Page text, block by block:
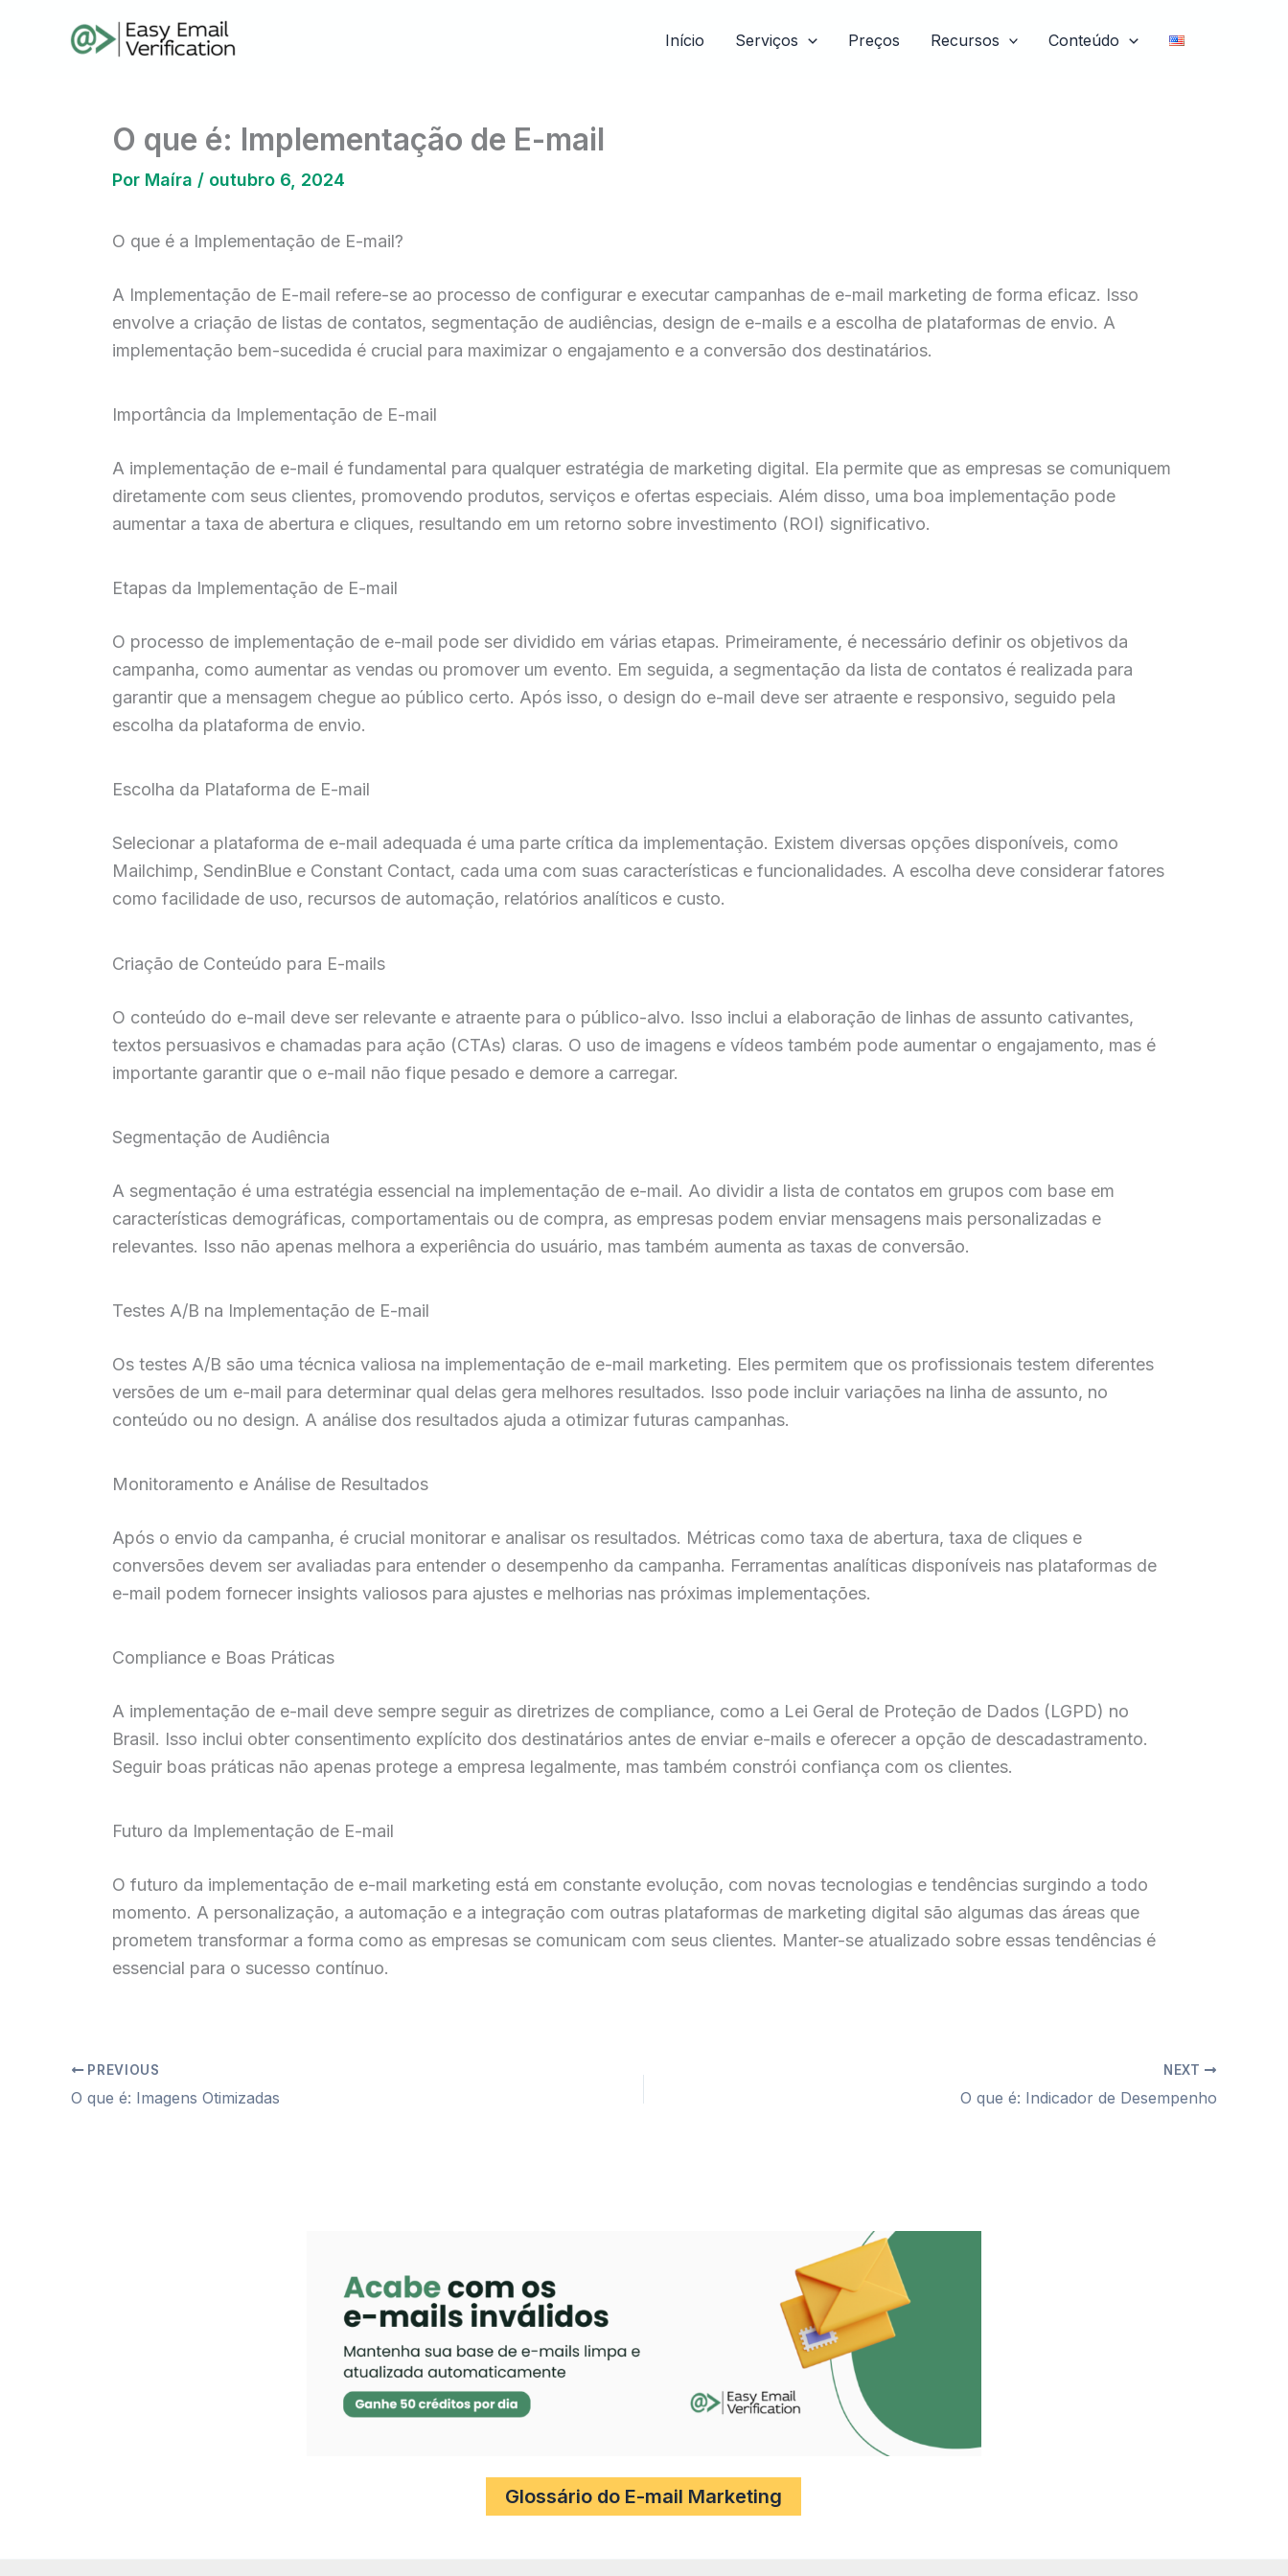
Início Serviços Preços Recursos Conteúdo
O que é: Implementação de E-mail
Por Maíra / outubro 6, 2024
O que é a Implementação de E-mail?
A Implementação de E-mail refere-se ao processo de configurar e executar campanhas de e-mail marketing de forma eficaz. Isso
envolve a criação de listas de contatos, segmentação de audiências, design de e-mails e a escolha de plataformas de envio. A
implementação bem-sucedida é crucial para maximizar o engajamento e a conversão dos destinatários.
Importância da Implementação de E-mail
A implementação de e-mail é fundamental para qualquer estratégia de marketing digital. Ela permite que as empresas se comuniquem
diretamente com seus clientes, promovendo produtos, serviços e ofertas especiais. Além disso, uma boa implementação pode
aumentar a taxa de abertura e cliques, resultando em um retorno sobre investimento (ROI) significativo.
Etapas da Implementação de E-mail
O processo de implementação de e-mail pode ser dividido em várias etapas. Primeiramente, é necessário definir os objetivos da
campanha, como aumentar as vendas ou promover um evento. Em seguida, a segmentação da lista de contatos é realizada para
garantir que a mensagem chegue ao público certo. Após isso, o design do e-mail deve ser atraente e responsivo, seguido pela
escolha da plataforma de envio.
Escolha da Plataforma de E-mail
Selecionar a plataforma de e-mail adequada é uma parte crítica da implementação. Existem diversas opções disponíveis, como
Mailchimp, SendinBlue e Constant Contact, cada uma com suas características e funcionalidades. A escolha deve considerar fatores
como facilidade de uso, recursos de automação, relatórios analíticos e custo.
Criação de Conteúdo para E-mails
O conteúdo do e-mail deve ser relevante e atraente para o público-alvo. Isso inclui a elaboração de linhas de assunto cativantes,
textos persuasivos e chamadas para ação (CTAs) claras. O uso de imagens e vídeos também pode aumentar o engajamento, mas é
importante garantir que o e-mail não fique pesado e demore a carregar.
Segmentação de Audiência
A segmentação é uma estratégia essencial na implementação de e-mail. Ao dividir a lista de contatos em grupos com base em
características demográficas, comportamentais ou de compra, as empresas podem enviar mensagens mais personalizadas e
relevantes. Isso não apenas melhora a experiência do usuário, mas também aumenta as taxas de conversão.
Testes A/B na Implementação de E-mail
Os testes A/B são uma técnica valiosa na implementação de e-mail marketing. Eles permitem que os profissionais testem diferentes
versões de um e-mail para determinar qual delas gera melhores resultados. Isso pode incluir variações na linha de assunto, no
conteúdo ou no design. A análise dos resultados ajuda a otimizar futuras campanhas.
Monitoramento e Análise de Resultados
Após o envio da campanha, é crucial monitorar e analisar os resultados. Métricas como taxa de abertura, taxa de cliques e
conversões devem ser avaliadas para entender o desempenho da campanha. Ferramentas analíticas disponíveis nas plataformas de
e-mail podem fornecer insights valiosos para ajustes e melhorias nas próximas implementações.
Compliance e Boas Práticas
A implementação de e-mail deve sempre seguir as diretrizes de compliance, como a Lei Geral de Proteção de Dados (LGPD) no
Brasil. Isso inclui obter consentimento explícito dos destinatários antes de enviar e-mails e oferecer a opção de descadastramento.
Seguir boas práticas não apenas protege a empresa legalmente, mas também constrói confiança com os clientes.
Futuro da Implementação de E-mail
O futuro da implementação de e-mail marketing está em constante evolução, com novas tecnologias e tendências surgindo a todo
momento. A personalização, a automação e a integração com outras plataformas de marketing digital são algumas das áreas que
prometem transformar a forma como as empresas se comunicam com seus clientes. Manter-se atualizado sobre essas tendências é
essencial para o sucesso contínuo.
PREVIOUS
O que é: Imagens Otimizadas
NEXT
O que é: Indicador de Desempenho
Glossário do E-mail Marketing